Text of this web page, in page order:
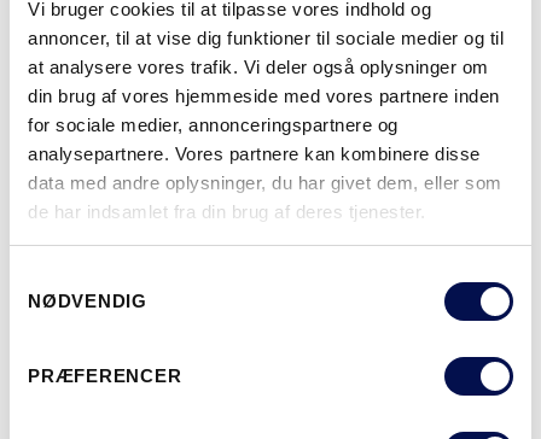
Vi bruger cookies til at tilpasse vores indhold og
annoncer, til at vise dig funktioner til sociale medier og til
at analysere vores trafik. Vi deler også oplysninger om
din brug af vores hjemmeside med vores partnere inden
for sociale medier, annonceringspartnere og
analysepartnere. Vores partnere kan kombinere disse
data med andre oplysninger, du har givet dem, eller som
de har indsamlet fra din brug af deres tjenester.
NØDVENDIG
PRÆFERENCER
OVERFLADER (9)
NCS S0502-YNCS S0500-NNCS S3502-YNCS S7000-NNCS S5020-
MERE
MODULSTØRRELSER
HVOR KAN DET KØBES